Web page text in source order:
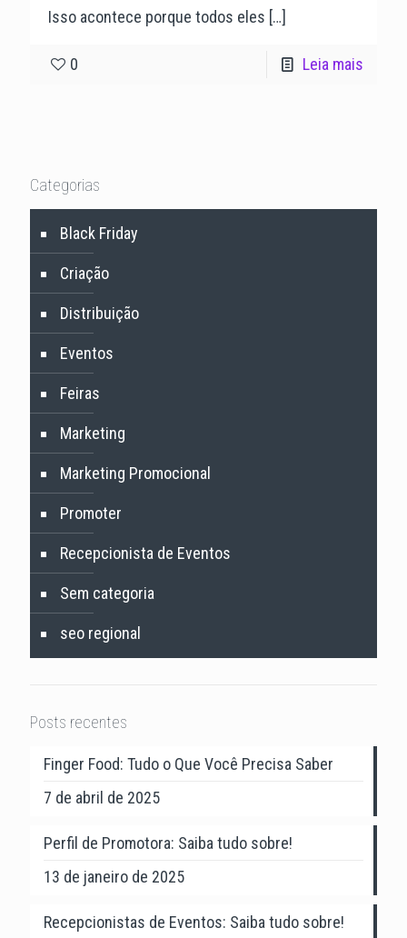
Isso acontece porque todos eles […]
0 Leia mais
Categorias
Black Friday
Criação
Distribuição
Eventos
Feiras
Marketing
Marketing Promocional
Promoter
Recepcionista de Eventos
Sem categoria
seo regional
Posts recentes
Finger Food: Tudo o Que Você Precisa Saber
7 de abril de 2025
Perfil de Promotora: Saiba tudo sobre!
13 de janeiro de 2025
Recepcionistas de Eventos: Saiba tudo sobre!